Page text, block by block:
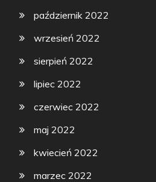
październik 2022
wrzesień 2022
sierpień 2022
lipiec 2022
czerwiec 2022
maj 2022
kwiecień 2022
marzec 2022